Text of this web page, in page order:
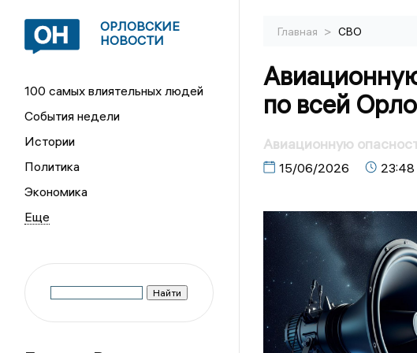
ОРЛОВСКИЕ
НОВОСТИ
100 самых влиятельных людей
События недели
Истории
Политика
Экономика
Главная > СВО
по всей
Авиационную
15/06/2026 23:48